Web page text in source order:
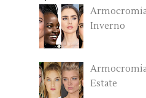
Inverno
Estate